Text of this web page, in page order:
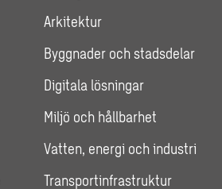
Arkitektur
Byggnader och stadsdelar
Digitala lösningar
Miljö och hållbarhet
Vatten, energi och industri
Transportinfrastruktur